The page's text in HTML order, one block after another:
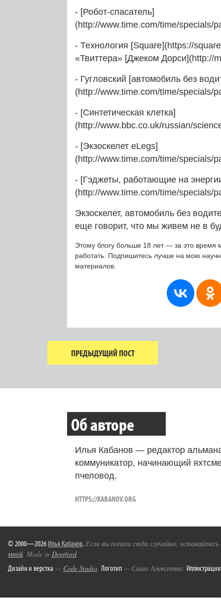
- [Робот-спасатель]
(http://www.time.com/time/specials/
- Технология [Square](https://
«Твиттера» [Джеком Дорси](http://
- Гугловский [автомобиль без
(http://www.time.com/time/specials/
- [Синтетическая клетка]
(http://www.bbc.co.uk/russian/
- [Экзоскелет eLegs]
(http://www.time.com/time/specials/
- [Гэджеты, работающие на
(http://www.time.com/time/specials/
Экзоскелет, автомобиль без
еще говорит, что мы живем не в
Этому блогу больше 18 лет — за это время
работать. Подпишитесь лучше на мою
материалов.
ПРЕДЫДУЩИЙ ПОСТ
Об авторе
Илья Кабанов — редактор
коммуникатор, начинающий
пчеловод.
HTTPS://KABANOV.ORG
© 2000—2026 Илья Кабанов. Если вы попали сюда случайно,
мной. Made in Deptford.
Дизайн и верстка — Code Studio. Логотип — Саша Алексеенко. Иллюстрации